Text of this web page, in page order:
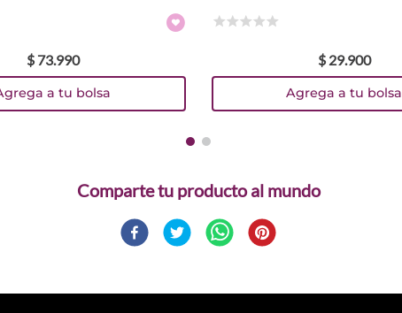
$ 73.990
a tu bolsa
$ 29.900
Agrega a tu bolsa
Comparte